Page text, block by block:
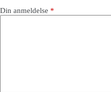
Din anmeldelse *